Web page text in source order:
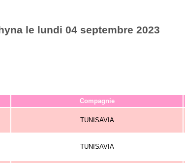
le lundi 04 septembre 2023
Compagnie
TUNISAVIA
TUNISAVIA